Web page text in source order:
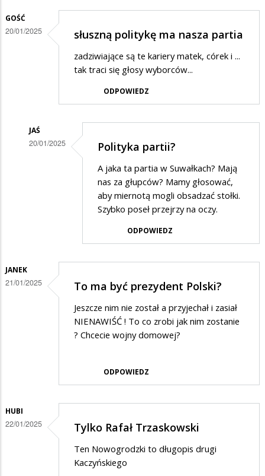
GOŚĆ
20/01/2025 słuszną politykę ma nasza partia
zadziwiające są te kariery matek, córek i ...
tak traci się głosy wyborców...
ODPOWIEDZ
JAŚ
20/01/2025
słuszną
politykę
Polityka partii?
A jaka ta partia w Suwałkach? Mają
nas za głupców? Mamy głosować,
aby miernotą mogli obsadzać stołki.
Szybko poseł przejrzy na oczy.
ODPOWIEDZ
JANEK
21/01/2025 To ma być prezydent Polski?
Jeszcze nim nie został a przyjechał i zasiał
NIENAWIŚĆ ! To co zrobi jak nim zostanie
? Chcecie wojny domowej?
ODPOWIEDZ
HUBI
22/01/2025 Tylko Rafał Trzaskowski
Ten Nowogrodzki to długopis drugi
Kaczyńskiego